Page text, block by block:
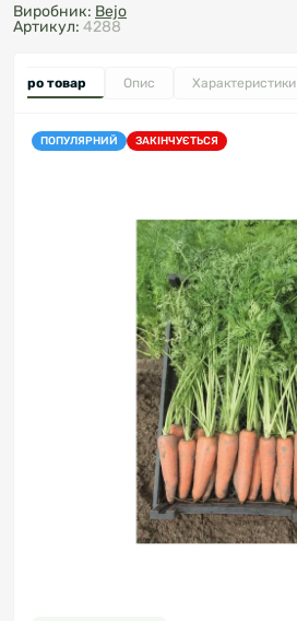
Виробник: Bejo
Артикул: 4288
про товар Опис Характеристики
ПОПУЛЯРНИЙ ЗАКІНЧУЄТЬСЯ